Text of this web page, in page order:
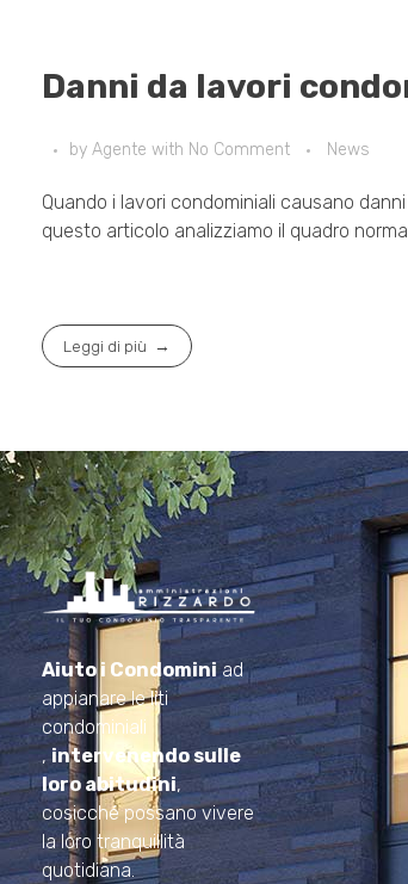
Danni da lavori
by Agente with No Comment News
Quando i lavori condominiali causano
questo articolo analizziamo il quadro
Leggi di più
Amministrazioni Rizzardo
Il tuo condominio trasparente
Aiuto i Condominiad
appianare le liti
condominiali
, intervenendo sulle
loro abitudini,
cosicché possano vivere
la loro tranquillità
quotidiana.